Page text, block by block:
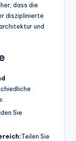
dass die
disziplinierte
und
Sie
Teilen Sie